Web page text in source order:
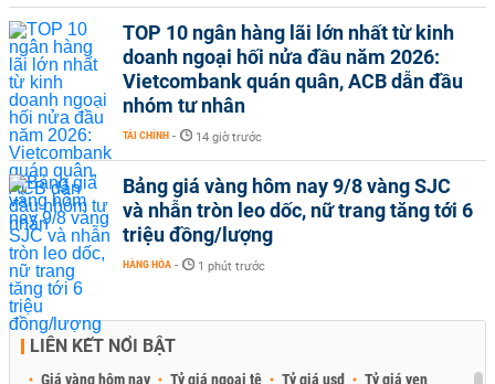
TOP 10 ngân hàng lãi lớn nhất từ kinh
doanh ngoại hối nửa đầu năm 2026:
Vietcombank quán quân, ACB dẫn đầu
nhóm tư nhân
TÀI CHÍNH - 14 giờ trước
Bảng giá vàng hôm nay 9/8 vàng SJC
và nhẫn tròn leo dốc, nữ trang tăng tới 6
triệu đồng/lượng
HÀNG HÓA - 1 phút trước
LIÊN KẾT NỔI BẬT
Giá vàng hôm nay Tỷ giá ngoại tệ Tỷ giá usd Tỷ giá yen